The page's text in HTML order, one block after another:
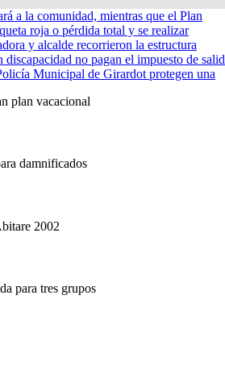
a la comunidad, mientras que el Plan
roja o pérdida total y se realizar
y alcalde recorrieron la estructura
no pagan el impuesto de salid
Municipal de Girardot protegen una